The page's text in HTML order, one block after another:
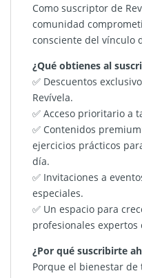
Como suscriptor de
comunidad
consciente del vínculo
¿Qué obtienes al
✅ Descuentos
Revívela.
✅ Acceso prioritario a
✅ Contenidos
ejercicios prácticos
día.
✅ Invitaciones a
especiales.
✅ Un espacio para
profesionales
¿Por qué suscribirte
Porque el bienestar